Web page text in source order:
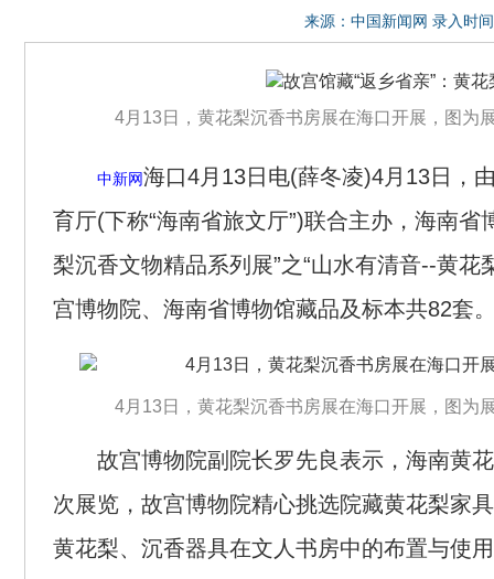
来源： 中国新闻网 录入时
4月13日，黄花梨沉香书房展在海口开展，图
中新网 海口4月13日电(薛冬凌)4月13日，
育厅(下称“海南省旅文厅”)联合主办，海南
梨沉香文物精品系列展”之“山水有清音--黄
宫博物院、海南省博物馆藏品及标本共82套
4月13日，黄花梨沉香书房展在海口开展，图
故宫博物院副院长罗先良表示，海南黄花
次展览，故宫博物院精心挑选院藏黄花梨家
黄花梨、沉香器具在文人书房中的布置与使